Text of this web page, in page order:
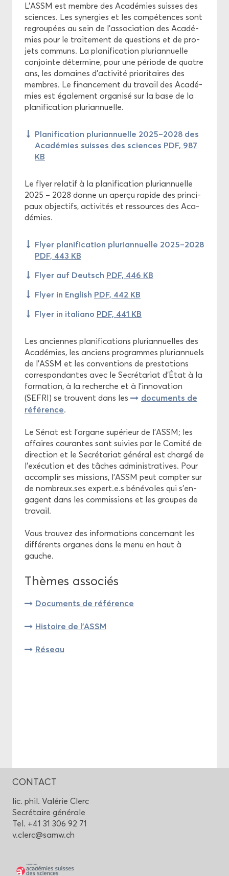
L’ASSM est membre des Aca­dé­mies suisses des
sciences. Les sy­ner­gies et les com­pé­tences sont
re­grou­pées au sein de l'as­so­cia­tion des Aca­dé­
mies pour le trai­te­ment de ques­tions et de pro­
jets com­muns. La pla­ni­fi­ca­tion plu­ri­an­nuelle
conjointe dé­ter­mine, pour une pé­riode de quatre
ans, les do­maines d'ac­ti­vi­té prio­ri­taires des
membres. Le fi­nan­ce­ment du tra­vail des Aca­dé­
mies est éga­le­ment or­ga­ni­sé sur la base de la
pla­ni­fi­ca­tion plu­ri­an­nuelle.
Pla­ni­fi­ca­tion plu­ri­an­nuelle 2025–2028 des
Aca­dé­mies suisses des sciences PDF, 987
KB
Le flyer re­la­tif à la pla­ni­fi­ca­tion plu­ri­an­nuelle
2025 – 2028 donne un aper­çu ra­pide des prin­ci­
paux ob­jec­tifs, ac­ti­vi­tés et res­sources des Aca­
dé­mies.
Flyer pla­ni­fi­ca­tion plu­ri­an­nuelle 2025–2028
PDF, 443 KB
Flyer auf Deutsch PDF, 446 KB
Flyer in En­glish PDF, 442 KB
Flyer in ita­lia­no PDF, 441 KB
Les an­ciennes pla­ni­fi­ca­tions plu­ri­an­nuelles des
Aca­dé­mies, les an­ciens pro­grammes plu­ri­an­nuels
de l'ASSM et les conven­tions de pres­ta­tions
cor­res­pon­dantes avec le Se­cré­ta­riat d'État à la
for­ma­tion, à la re­cherche et à l'in­no­va­tion
(SEFRI) se trouvent dans les
do­cu­ments de
ré­fé­rence.
Le Sénat est l'or­gane su­pé­rieur de l'ASSM; les
af­faires cou­rantes sont sui­vies par le Co­mi­té de
di­rec­tion et le Se­cré­ta­riat gé­né­ral est char­gé de
l'exé­cu­tion et des tâches ad­mi­nis­tra­tives. Pour
ac­com­plir ses mis­sions, l'ASSM peut comp­ter sur
de nom­breux.ses ex­pert.e.s bé­né­voles qui s'en­
gagent dans les com­mis­sions et les groupes de
tra­vail.
Vous trou­vez des in­for­ma­tions concer­nant les
dif­fé­rents or­ganes dans le menu en haut à
gauche.
Thèmes as­so­ciés
Do­cu­ments de ré­fé­rence
His­toire de l'ASSM
Ré­seau
CONTACT
lic. phil. Va­lé­rie Clerc
Se­cré­taire gé­né­rale
Tel. +41 31 306 92 71
v.clerc@samw.ch